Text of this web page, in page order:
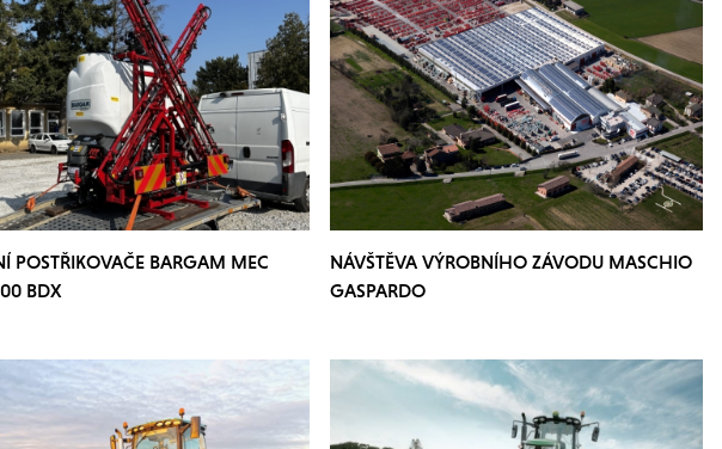
POSTŘIKOVAČE BARGAM MEC
BDX
NÁVŠTĚVA VÝROBNÍHO ZÁVODU MASCHIO
GASPARDO